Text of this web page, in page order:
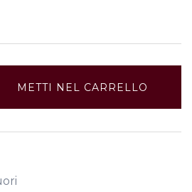
METTI NEL CARRELLO